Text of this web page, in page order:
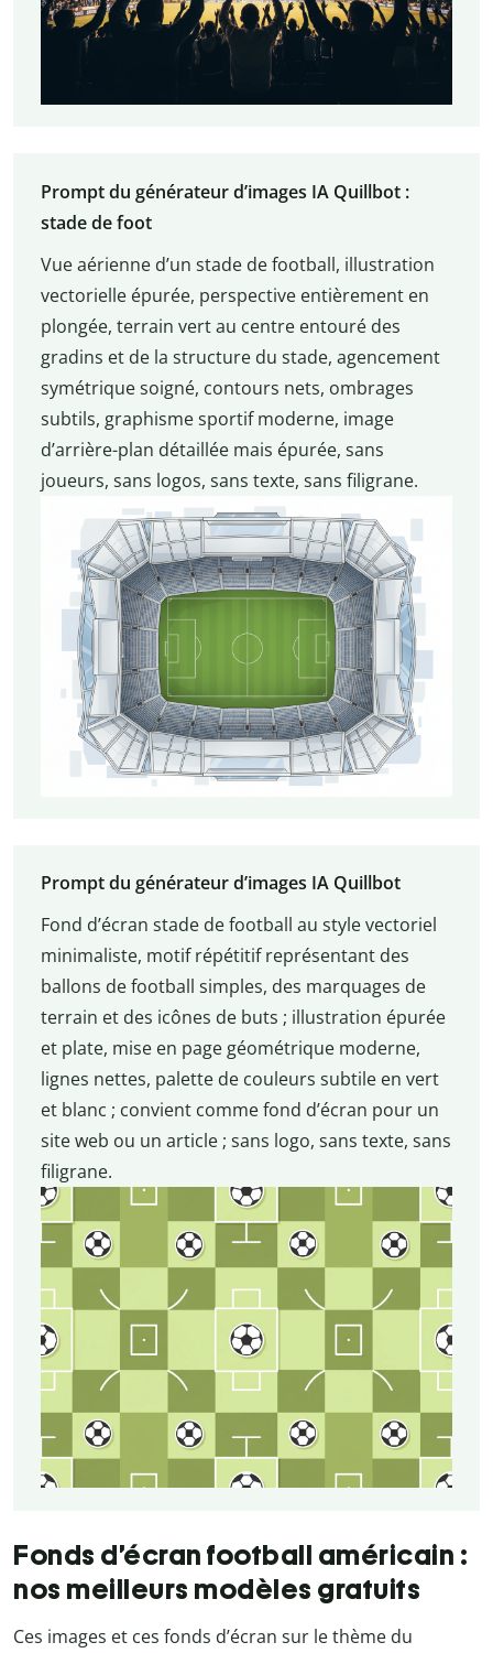
Prompt du générateur d’images IA Quillbot :
stade de foot
Vue aérienne d’un stade de football, illustration
vectorielle épurée, perspective entièrement en
plongée, terrain vert au centre entouré des
gradins et de la structure du stade, agencement
symétrique soigné, contours nets, ombrages
subtils, graphisme sportif moderne, image
d’arrière-plan détaillée mais épurée, sans
joueurs, sans logos, sans texte, sans filigrane.
Prompt du générateur d’images IA Quillbot
Fond d’écran stade de football au style vectoriel
minimaliste, motif répétitif représentant des
ballons de football simples, des marquages de
terrain et des icônes de buts ; illustration épurée
et plate, mise en page géométrique moderne,
lignes nettes, palette de couleurs subtile en vert
et blanc ; convient comme fond d’écran pour un
site web ou un article ; sans logo, sans texte, sans
filigrane.
Fonds d’écran football américain :
nos meilleurs modèles gratuits
Ces images et ces fonds d’écran sur le thème du